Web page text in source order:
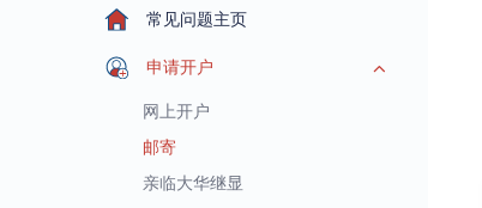
常见问题主页
申请开户
网上开户
邮寄
亲临大华继显